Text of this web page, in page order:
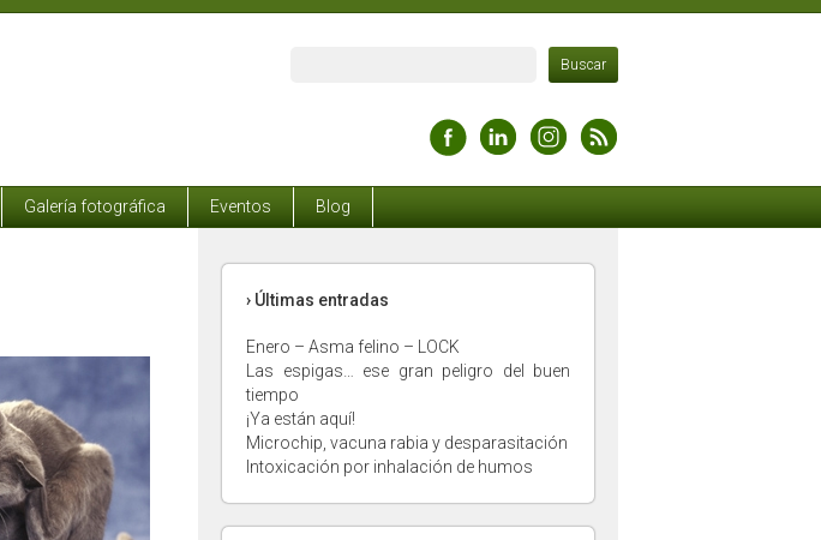
Galería fotográfica Eventos Blog
› Últimas entradas
Enero – Asma felino – LOCK
Las espigas… ese gran peligro del buen
tiempo
¡Ya están aquí!
Microchip, vacuna rabia y desparasitación
Intoxicación por inhalación de humos